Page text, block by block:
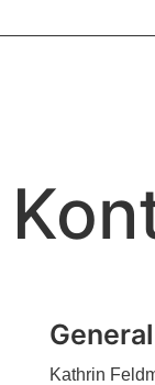
Kathrin